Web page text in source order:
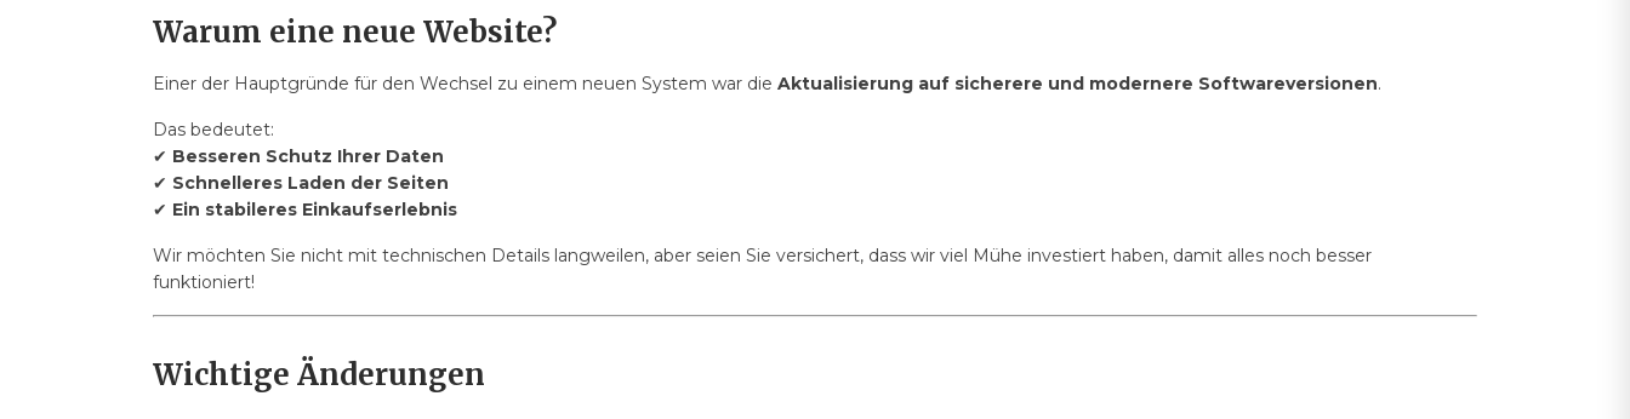
Warum eine neue Website?
Einer der Hauptgründe für den Wechsel zu einem neuen System war die Aktualisierung auf sicherere und modernere Softwareversionen.
Das bedeutet:
✔ Besseren Schutz Ihrer Daten
✔ Schnelleres Laden der Seiten
✔ Ein stabileres Einkaufserlebnis
Wir möchten Sie nicht mit technischen Details langweilen, aber seien Sie versichert, dass wir viel Mühe investiert haben, damit alles noch besser
funktioniert!
Wichtige Änderungen